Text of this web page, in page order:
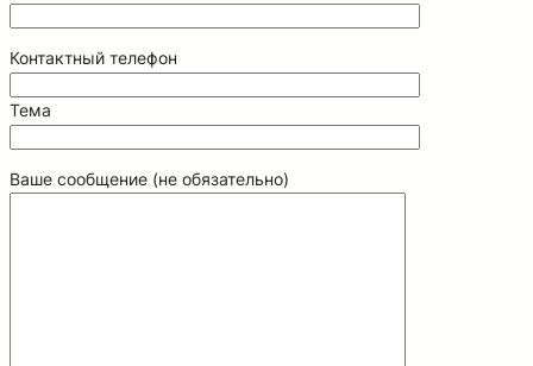
Контактный телефон
Тема
Ваше сообщение (не обязательно)